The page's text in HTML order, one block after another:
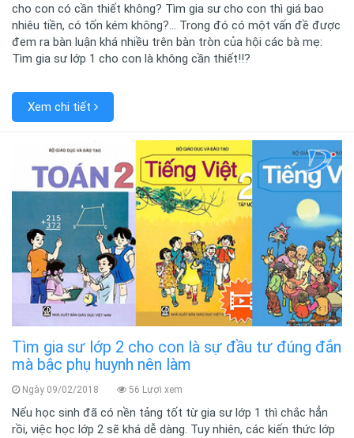
cho con có cần thiết không? Tìm gia sư cho con thì giá bao
nhiêu tiền, có tốn kém không?... Trong đó có một vấn đề được
đem ra bàn luận khá nhiều trên bàn tròn của hội các bà mẹ:
Tìm gia sư lớp 1 cho con là không cần thiết!!?
Xem chi tiết
Tìm gia sư lớp 2 cho con là sự đầu tư đúng đắn
mà bậc phụ huynh nên làm
Ngày 09/02/2018 56 Lượi xem
Nếu học sinh đã có nền tảng tốt từ gia sư lớp 1 thì chắc hẳn
rồi, việc học lớp 2 sẽ khá dễ dàng. Tuy nhiên, các kiến thức lớp